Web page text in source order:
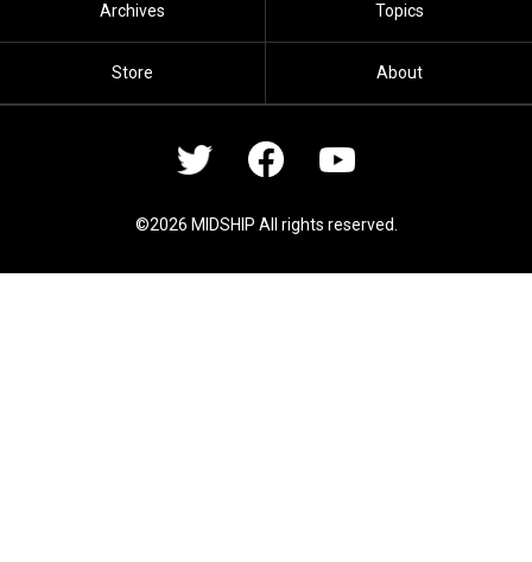
Archives Topics
Store About
©2026 MIDSHIP All rights reserved.